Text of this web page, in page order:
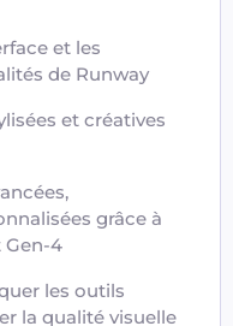
et les
de Runway
et créatives
grâce à
Gen-4
les outils
la qualité visuelle